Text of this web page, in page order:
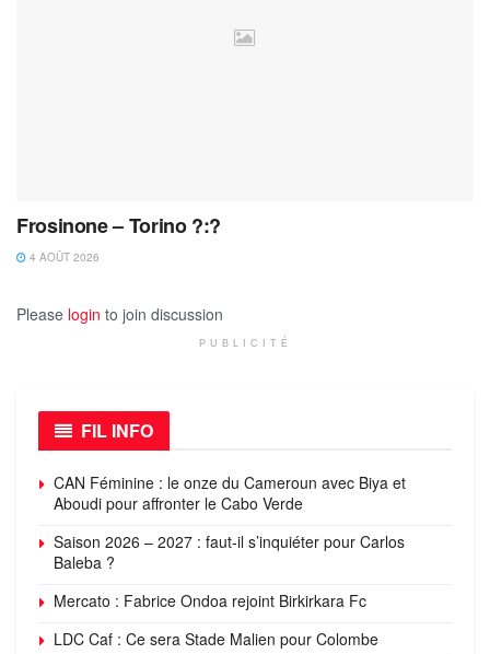
Frosinone – Torino ?:?
4 AOÛT 2026
Please login to join discussion
PUBLICITÉ
FIL INFO
CAN Féminine : le onze du Cameroun avec Biya et
Aboudi pour affronter le Cabo Verde
Saison 2026 – 2027 : faut-il s’inquiéter pour Carlos
Baleba ?
Mercato : Fabrice Ondoa rejoint Birkirkara Fc
LDC Caf : Ce sera Stade Malien pour Colombe